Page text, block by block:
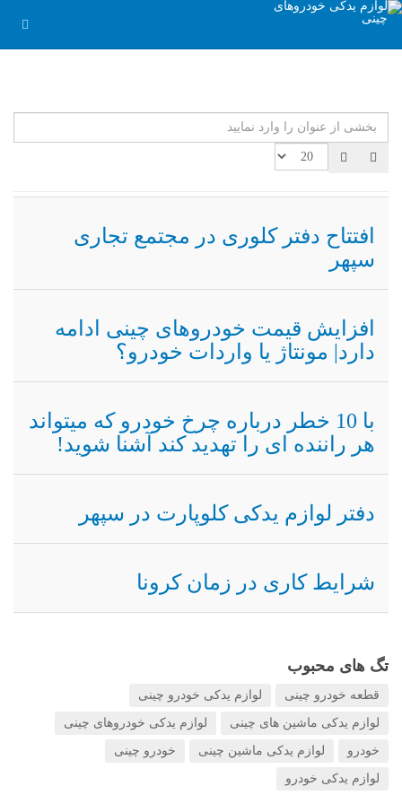
بخشی از عنوان را وارد نمایید
افتتاح دفتر کلوری در مجتمع تجاری
سپهر
افزایش قیمت خودروهای چینی ادامه
دارد| مونتاژ یا واردات خودرو؟
با 10 خطر درباره چرخ خودرو که میتواند
هر راننده ای را تهدید کند آشنا شوید!
دفتر لوازم یدکی کلوپارت در سپهر
شرایط کاری در زمان کرونا
تگ های محبوب
قطعه خودرو چینی لوازم یدکی خودرو چینی
لوازم یدکی ماشین های چینی لوازم یدکی خودروهای چینی
خودرو لوازم یدکی ماشین چینی خودرو چینی
لوازم یدکی خودرو